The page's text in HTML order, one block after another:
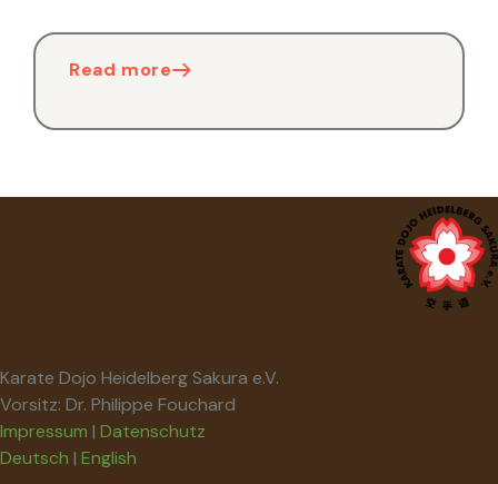
Read more
Karate Dojo Heidelberg Sakura e.V.
Vorsitz: Dr. Philippe Fouchard
Impressum | Datenschutz
Deutsch | English